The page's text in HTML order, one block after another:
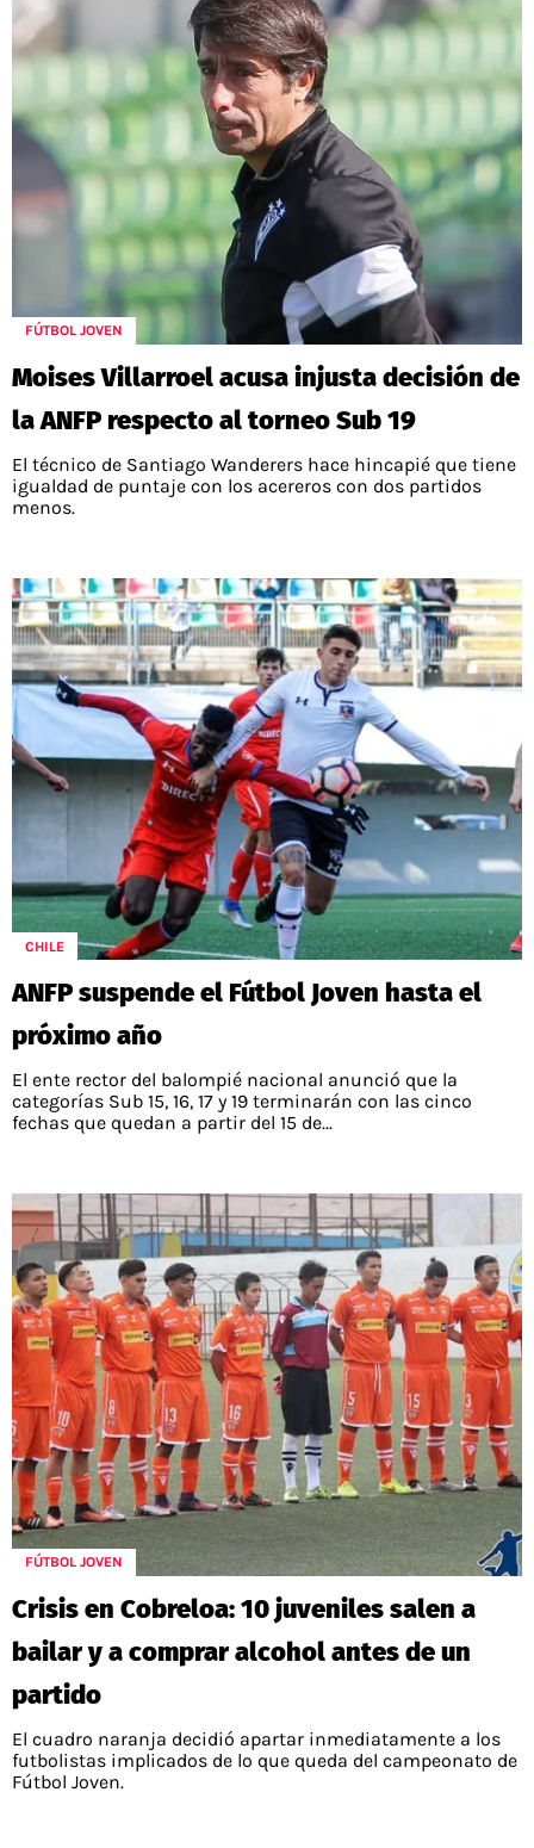
FÚTBOL JOVEN
Moises Villarroel acusa injusta decisión de
la ANFP respecto al torneo Sub 19
El técnico de Santiago Wanderers hace hincapié que tiene
igualdad de puntaje con los acereros con dos partidos
menos.
CHILE
ANFP suspende el Fútbol Joven hasta el
próximo año
El ente rector del balompié nacional anunció que la
categorías Sub 15, 16, 17 y 19 terminarán con las cinco
fechas que quedan a partir del 15 de...
FÚTBOL JOVEN
Crisis en Cobreloa: 10 juveniles salen a
bailar y a comprar alcohol antes de un
partido
El cuadro naranja decidió apartar inmediatamente a los
futbolistas implicados de lo que queda del campeonato de
Fútbol Joven.